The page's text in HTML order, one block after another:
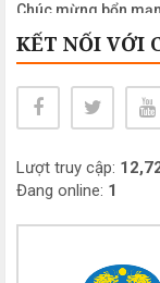
Chúc mừng bổn
Chúc mừng bổn
Chúc mừng bổn
Chúc mừng bổn
Chúc mừng bổn
Chúc mừng bổn
Chúc mừng bổn
KẾT NỐI VỚI
Lượt truy cập:
Đang online: 1